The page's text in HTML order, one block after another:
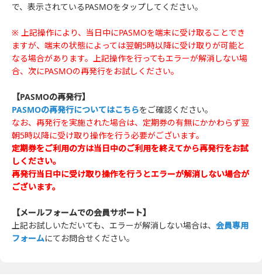
で、表示されているPASMOをタップしてください。
※ 上記操作により、当日中にPASMOを端末に受け取ることでき
ますが、端末の状態によっては翌朝5時以降に受け取りが可能と
なる場合があります。上記操作を行ってもエラーが解消しない場
合、次にPASMOの再発行をお試しください。
【PASMOの再発行】
PASMOの再発行についてはこちらをご確認ください。
なお、再発行を実施された場合は、定期券の有無にかかわらず翌
朝5時以降に受け取り操作を行う必要がございます。
定期券をご利用の方は当日中のご利用を終えてから再発行をお試
しください。
再発行当日中に受け取り操作を行うとエラーが解消しない場合が
ございます。
【メールフォームでの会員サポート】
上記お試しいただいても、エラーが解消しない場合は、 会員専用
フォームにてお問合せください。